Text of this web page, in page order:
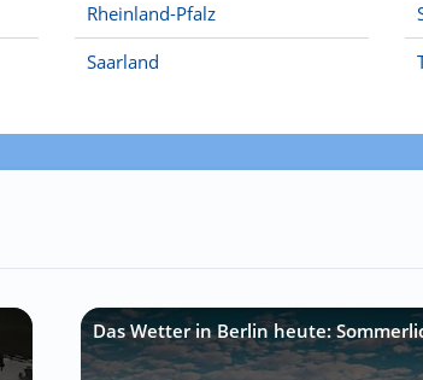
Rheinland-Pfalz
Saarland
Das Wetter in Berlin heute: